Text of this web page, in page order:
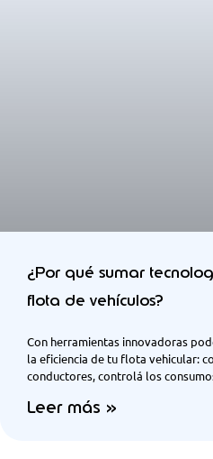
¿Por qué sumar
flota de vehículos?
Con herramientas innovadoras
la eficiencia de tu flota vehicular:
conductores, controlá los
Leer más »